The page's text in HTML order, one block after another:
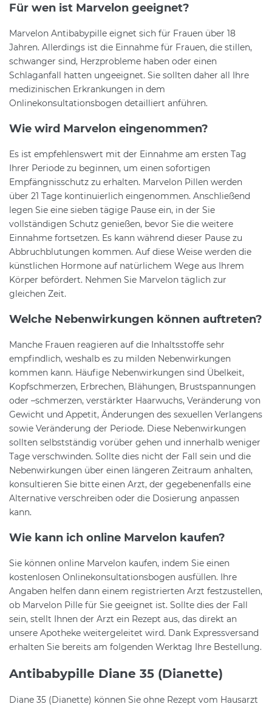
Für wen ist Marvelon geeignet?
Marvelon Antibabypille eignet sich für Frauen über 18
Jahren. Allerdings ist die Einnahme für Frauen, die stillen,
schwanger sind, Herzprobleme haben oder einen
Schlaganfall hatten ungeeignet. Sie sollten daher all Ihre
medizinischen Erkrankungen in dem
Onlinekonsultationsbogen detailliert anführen.
Wie wird Marvelon eingenommen?
Es ist empfehlenswert mit der Einnahme am ersten Tag
Ihrer Periode zu beginnen, um einen sofortigen
Empfängnisschutz zu erhalten. Marvelon Pillen werden
über 21 Tage kontinuierlich eingenommen. Anschließend
legen Sie eine sieben tägige Pause ein, in der Sie
vollständigen Schutz genießen, bevor Sie die weitere
Einnahme fortsetzen. Es kann während dieser Pause zu
Abbruchblutungen kommen. Auf diese Weise werden die
künstlichen Hormone auf natürlichem Wege aus Ihrem
Körper befördert. Nehmen Sie Marvelon täglich zur
gleichen Zeit.
Welche Nebenwirkungen können auftreten?
Manche Frauen reagieren auf die Inhaltsstoffe sehr
empfindlich, weshalb es zu milden Nebenwirkungen
kommen kann. Häufige Nebenwirkungen sind Übelkeit,
Kopfschmerzen, Erbrechen, Blähungen, Brustspannungen
oder –schmerzen, verstärkter Haarwuchs, Veränderung von
Gewicht und Appetit, Änderungen des sexuellen Verlangens
sowie Veränderung der Periode. Diese Nebenwirkungen
sollten selbstständig vorüber gehen und innerhalb weniger
Tage verschwinden. Sollte dies nicht der Fall sein und die
Nebenwirkungen über einen längeren Zeitraum anhalten,
konsultieren Sie bitte einen Arzt, der gegebenenfalls eine
Alternative verschreiben oder die Dosierung anpassen
kann.
Wie kann ich online Marvelon kaufen?
Sie können online Marvelon kaufen, indem Sie einen
kostenlosen Onlinekonsultationsbogen ausfüllen. Ihre
Angaben helfen dann einem registrierten Arzt festzustellen,
ob Marvelon Pille für Sie geeignet ist. Sollte dies der Fall
sein, stellt Ihnen der Arzt ein Rezept aus, das direkt an
unsere Apotheke weitergeleitet wird. Dank Expressversand
erhalten Sie bereits am folgenden Werktag Ihre Bestellung.
Antibabypille Diane 35 (Dianette)
Diane 35 (Dianette) können Sie ohne Rezept vom Hausarzt